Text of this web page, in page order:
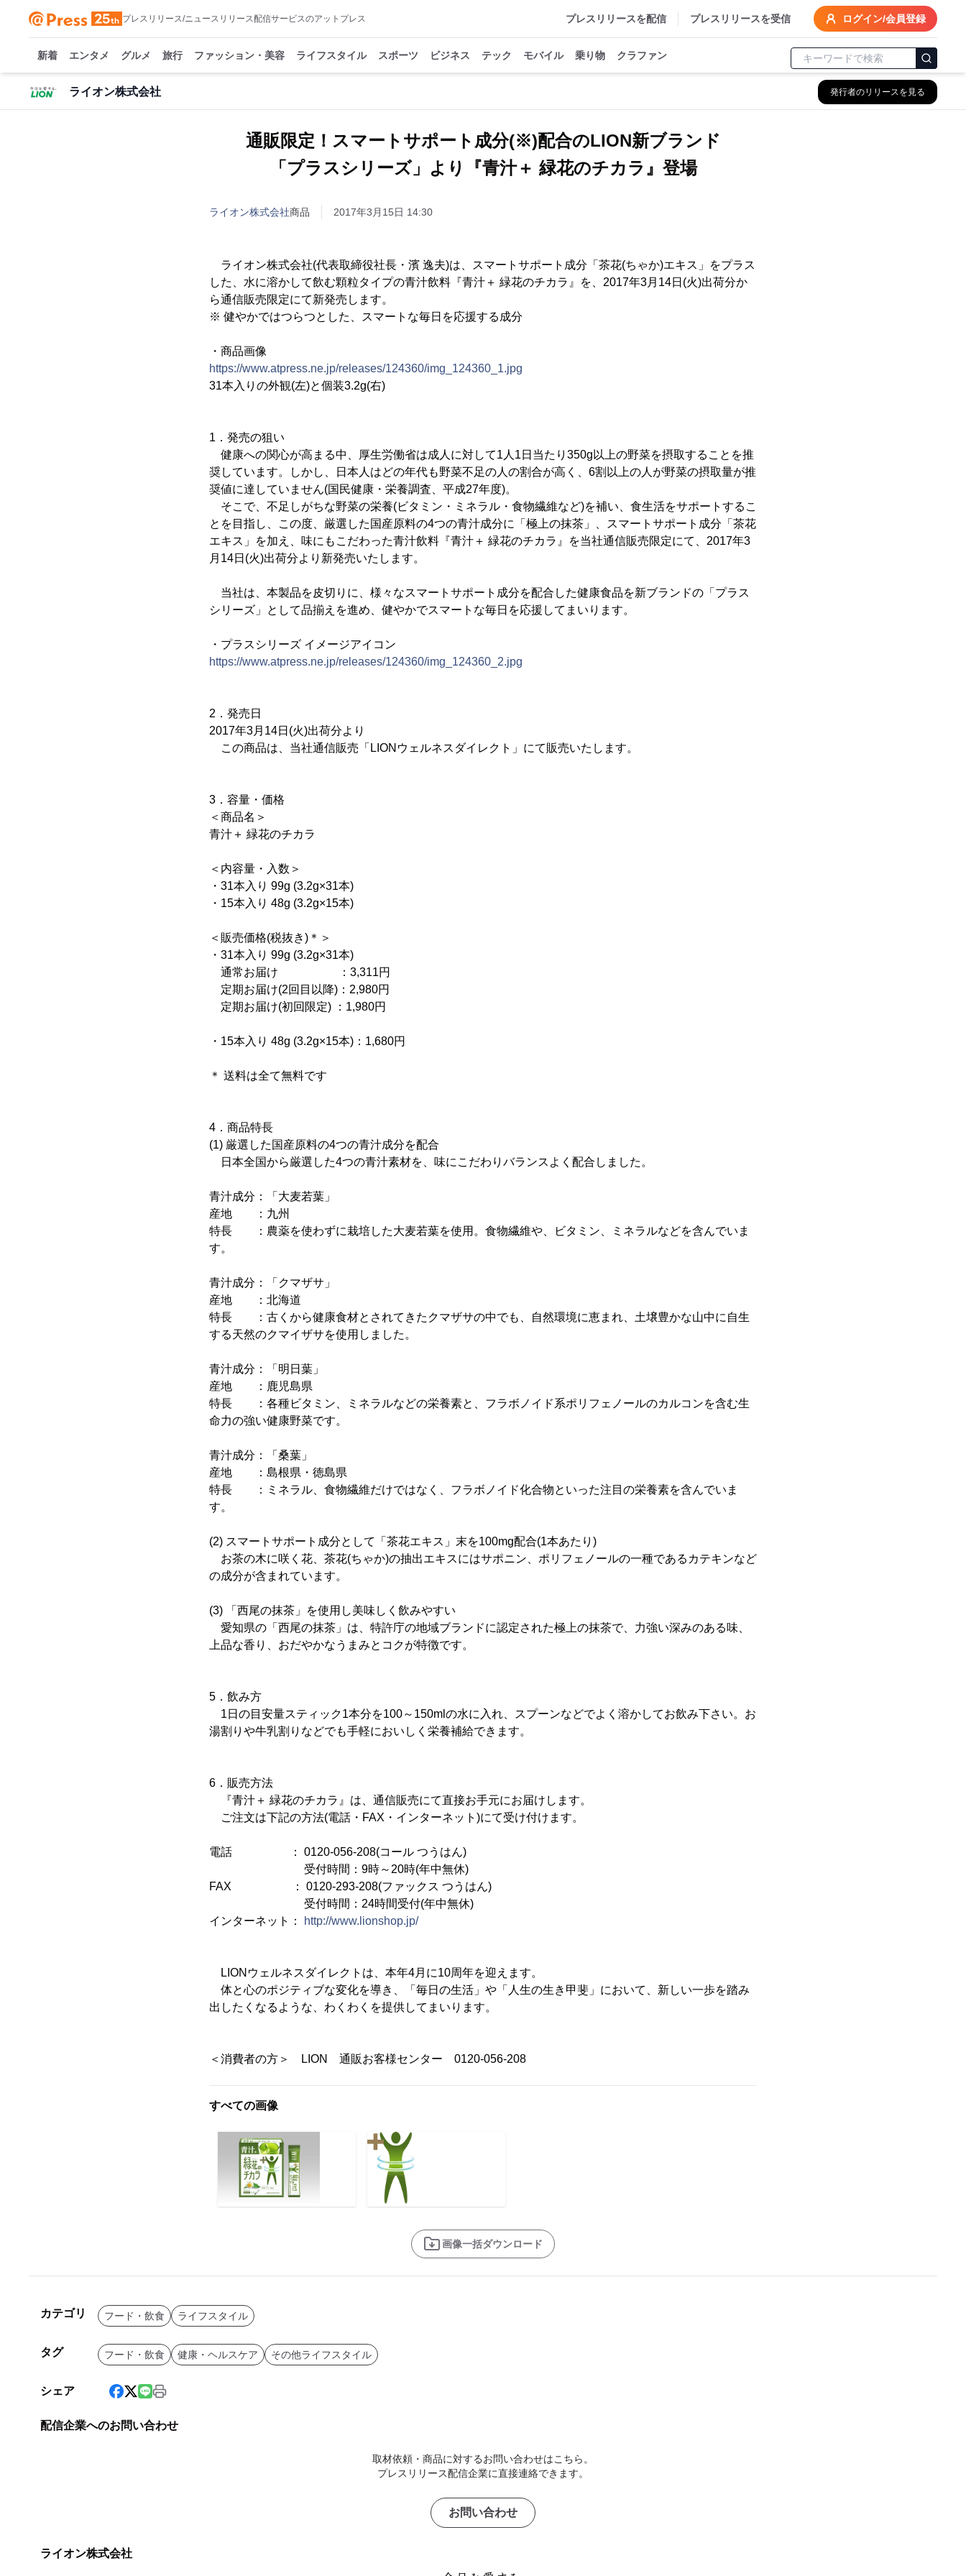
プレスリリース/ニュースリリース配信サービスのアットプレス プレスリリースを配信 プレスリリースを受信 ログイン/会員登録
新着 エンタメ グルメ 旅行 ファッション・美容 ライフスタイル スポーツ ビジネス テック モバイル 乗り物 クラファン
ライオン株式会社 発行者のリリースを見る
通販限定！スマートサポート成分(※)配合のLION新ブランド
「プラスシリーズ」より『青汁＋ 緑花のチカラ』登場
ライオン株式会社商品 2017年3月15日 14:30
ライオン株式会社(代表取締役社長・濱 逸夫)は、スマートサポート成分「茶花(ちゃか)エキス」をプラス
した、水に溶かして飲む顆粒タイプの青汁飲料『青汁＋ 緑花のチカラ』を、2017年3月14日(火)出荷分か
ら通信販売限定にて新発売します。
※ 健やかではつらつとした、スマートな毎日を応援する成分
・商品画像
https://www.atpress.ne.jp/releases/124360/img_124360_1.jpg
31本入りの外観(左)と個装3.2g(右)
1．発売の狙い
健康への関心が高まる中、厚生労働省は成人に対して1人1日当たり350g以上の野菜を摂取することを推
奨しています。しかし、日本人はどの年代も野菜不足の人の割合が高く、6割以上の人が野菜の摂取量が推
奨値に達していません(国民健康・栄養調査、平成27年度)。
そこで、不足しがちな野菜の栄養(ビタミン・ミネラル・食物繊維など)を補い、食生活をサポートするこ
とを目指し、この度、厳選した国産原料の4つの青汁成分に「極上の抹茶」、スマートサポート成分「茶花
エキス」を加え、味にもこだわった青汁飲料『青汁＋ 緑花のチカラ』を当社通信販売限定にて、2017年3
月14日(火)出荷分より新発売いたします。
当社は、本製品を皮切りに、様々なスマートサポート成分を配合した健康食品を新ブランドの「プラス
シリーズ」として品揃えを進め、健やかでスマートな毎日を応援してまいります。
・プラスシリーズ イメージアイコン
https://www.atpress.ne.jp/releases/124360/img_124360_2.jpg
2．発売日
2017年3月14日(火)出荷分より
この商品は、当社通信販売「LIONウェルネスダイレクト」にて販売いたします。
3．容量・価格
＜商品名＞
青汁＋ 緑花のチカラ
＜内容量・入数＞
・31本入り 99g (3.2g×31本)
・15本入り 48g (3.2g×15本)
＜販売価格(税抜き)＊＞
・31本入り 99g (3.2g×31本)
通常お届け ：3,311円
定期お届け(2回目以降)：2,980円
定期お届け(初回限定) ：1,980円
・15本入り 48g (3.2g×15本)：1,680円
＊ 送料は全て無料です
4．商品特長
(1) 厳選した国産原料の4つの青汁成分を配合
日本全国から厳選した4つの青汁素材を、味にこだわりバランスよく配合しました。
青汁成分：「大麦若葉」
産地 ：九州
特長 ：農薬を使わずに栽培した大麦若葉を使用。食物繊維や、ビタミン、ミネラルなどを含んでいま
す。
青汁成分：「クマザサ」
産地 ：北海道
特長 ：古くから健康食材とされてきたクマザサの中でも、自然環境に恵まれ、土壌豊かな山中に自生
する天然のクマイザサを使用しました。
青汁成分：「明日葉」
産地 ：鹿児島県
特長 ：各種ビタミン、ミネラルなどの栄養素と、フラボノイド系ポリフェノールのカルコンを含む生
命力の強い健康野菜です。
青汁成分：「桑葉」
産地 ：島根県・徳島県
特長 ：ミネラル、食物繊維だけではなく、フラボノイド化合物といった注目の栄養素を含んでいま
す。
(2) スマートサポート成分として「茶花エキス」末を100mg配合(1本あたり)
お茶の木に咲く花、茶花(ちゃか)の抽出エキスにはサポニン、ポリフェノールの一種であるカテキンなど
の成分が含まれています。
(3) 「西尾の抹茶」を使用し美味しく飲みやすい
愛知県の「西尾の抹茶」は、特許庁の地域ブランドに認定された極上の抹茶で、力強い深みのある味、
上品な香り、おだやかなうまみとコクが特徴です。
5．飲み方
1日の目安量スティック1本分を100～150mlの水に入れ、スプーンなどでよく溶かしてお飲み下さい。お
湯割りや牛乳割りなどでも手軽においしく栄養補給できます。
6．販売方法
『青汁＋ 緑花のチカラ』は、通信販売にて直接お手元にお届けします。
ご注文は下記の方法(電話・FAX・インターネット)にて受け付けます。
電話 ： 0120-056-208(コール つうはん)
受付時間：9時～20時(年中無休)
FAX ： 0120-293-208(ファックス つうはん)
受付時間：24時間受付(年中無休)
インターネット：
http://www.lionshop.jp/
LIONウェルネスダイレクトは、本年4月に10周年を迎えます。
体と心のポジティブな変化を導き、「毎日の生活」や「人生の生き甲斐」において、新しい一歩を踏み
出したくなるような、わくわくを提供してまいります。
＜消費者の方＞ LION 通販お客様センター 0120-056-208
すべての画像
画像一括ダウンロード
カテゴリ フード・飲食 ライフスタイル
タグ フード・飲食 健康・ヘルスケア その他ライフスタイル
シェア
配信企業へのお問い合わせ
取材依頼・商品に対するお問い合わせはこちら。
プレスリリース配信企業に直接連絡できます。
お問い合わせ
ライオン株式会社